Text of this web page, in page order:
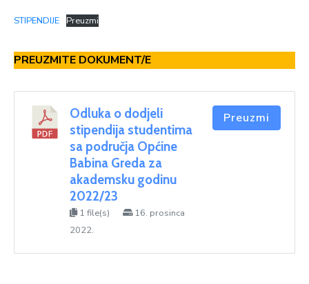
STIPENDIJE Preuzmi
PREUZMITE DOKUMENT/E
Odluka o dodjeli
stipendija studentima
sa područja Općine
Babina Greda za
akademsku godinu
2022/23
1 file(s)
16. prosinca
2022.
Preuzmi